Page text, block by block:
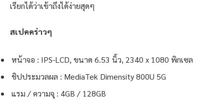
เรียกได้ว่าเข้าถึงได้ง่ายสุดๆ
สเปคคร่าวๆ
หน้าจอ : IPS-LCD, ขนาด 6.53 นิ้ว, 2340 x 1080 พิกเซล
ชิปประมวลผล : MediaTek Dimensity 800U 5G
แรม / ความจุ : 4GB / 128GB